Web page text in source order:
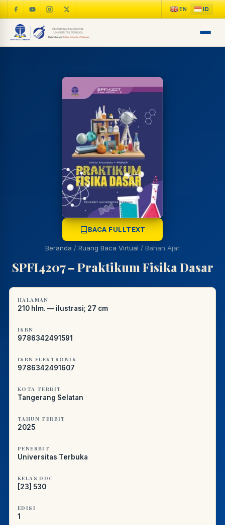
BACA FULLTEXT
Beranda / Ruang Baca Virtual / Bahan Ajar
SPFI4207 – Praktikum Fisika Dasar
HALAMAN
210 hlm. — ilustrasi; 27 cm
ISBN
9786342491591
ISBN ELEKTRONIK
9786342491607
KOTA TERBIT
Tangerang Selatan
TAHUN TERBIT
2025
PENERBIT
Universitas Terbuka
KELAS DDC
[23] 530
EDISI
1
NARA
LIBRARY NAVIGASI AKSES
REFERENSI AKADEMIK
Online A±
AKADEMIK